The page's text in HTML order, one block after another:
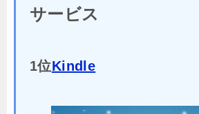
サービス
1位Kindle